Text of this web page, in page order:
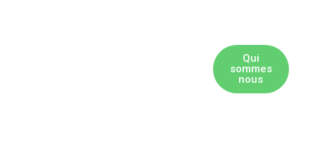
Qui
sommes
nous